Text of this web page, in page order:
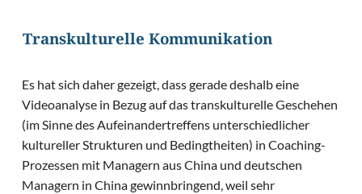
Transkulturelle Kommunikation
Es hat sich daher gezeigt, dass gerade deshalb eine
Videoanalyse in Bezug auf das transkulturelle Geschehen
(im Sinne des Aufeinandertreffens unterschiedlicher
kultureller Strukturen und Bedingtheiten) in Coaching-
Prozessen mit Managern aus China und deutschen
Managern in China gewinnbringend, weil sehr